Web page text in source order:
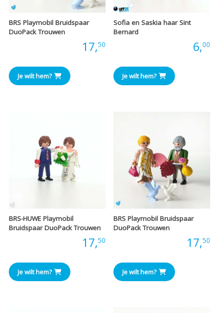
BRS Playmobil Bruidspaar
DuoPack Trouwen
17,50
Je wilt hem?
Sofia en Saskia haar Sint
Bernard
6,00
Je wilt hem?
BRS-HUWE Playmobil
Bruidspaar DuoPack Trouwen
17,50
Je wilt hem?
BRS Playmobil Bruidspaar
DuoPack Trouwen
17,50
Je wilt hem?